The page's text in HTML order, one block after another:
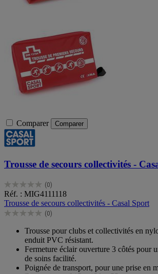
Comparer Comparer
Trousse de secours collectivités -
(0)
0.0
sur
5
étoiles.
Réf. : MIG4111118
Trousse de secours collectivités - Casal Sport
(0)
0.0
étoiles.
Trousse pour clubs et collectivités en
enduit PVC résistant.
Fermeture éclair ouverture 3 côtés pour
de soins facilité.
Poignée de transport, pour une prise en